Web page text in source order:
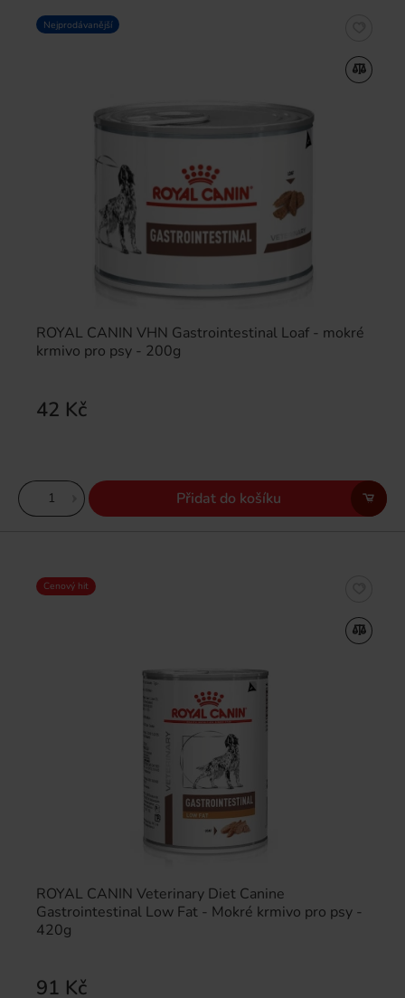
ROYAL CANIN VHN Gastrointestinal Loaf - mokré
krmivo pro psy - 200g
42 Kč
Nejprodávanější
Přidat do košíku
ROYAL CANIN Veterinary Diet Canine
Gastrointestinal Low Fat - Mokré krmivo pro psy -
420g
91 Kč
Cenový hit